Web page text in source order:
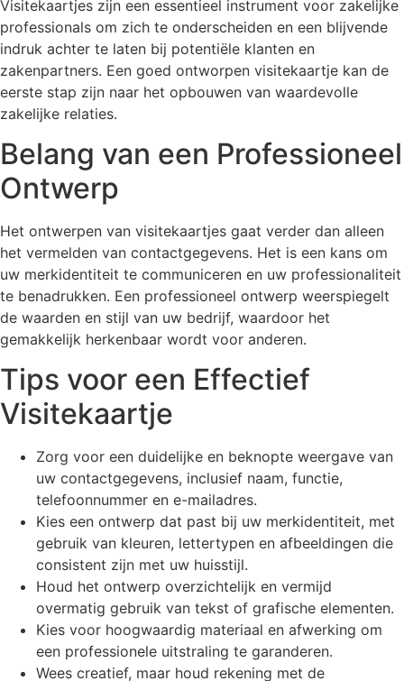
Visitekaartjes zijn een essentieel instrument voor zakelijke
professionals om zich te onderscheiden en een blijvende
indruk achter te laten bij potentiële klanten en
zakenpartners. Een goed ontworpen visitekaartje kan de
eerste stap zijn naar het opbouwen van waardevolle
zakelijke relaties.
Belang van een Professioneel
Ontwerp
Het ontwerpen van visitekaartjes gaat verder dan alleen
het vermelden van contactgegevens. Het is een kans om
uw merkidentiteit te communiceren en uw professionaliteit
te benadrukken. Een professioneel ontwerp weerspiegelt
de waarden en stijl van uw bedrijf, waardoor het
gemakkelijk herkenbaar wordt voor anderen.
Tips voor een Effectief
Visitekaartje
Zorg voor een duidelijke en beknopte weergave van
uw contactgegevens, inclusief naam, functie,
telefoonnummer en e-mailadres.
Kies een ontwerp dat past bij uw merkidentiteit, met
gebruik van kleuren, lettertypen en afbeeldingen die
consistent zijn met uw huisstijl.
Houd het ontwerp overzichtelijk en vermijd
overmatig gebruik van tekst of grafische elementen.
Kies voor hoogwaardig materiaal en afwerking om
een professionele uitstraling te garanderen.
Wees creatief, maar houd rekening met de